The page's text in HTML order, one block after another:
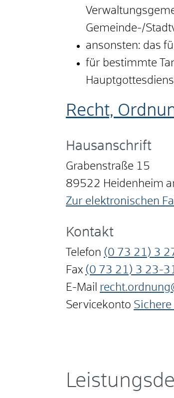
Gemeinde-/
ansonsten: das
für bestimmte
Recht,
Hausanschrift
Grabenstraße 15
89522 Heidenheim
Zur elektronischen
Kontakt
Telefon (0 73 21) 3
Fax (0 73 21) 3 23-
E-Mail
Servicekonto